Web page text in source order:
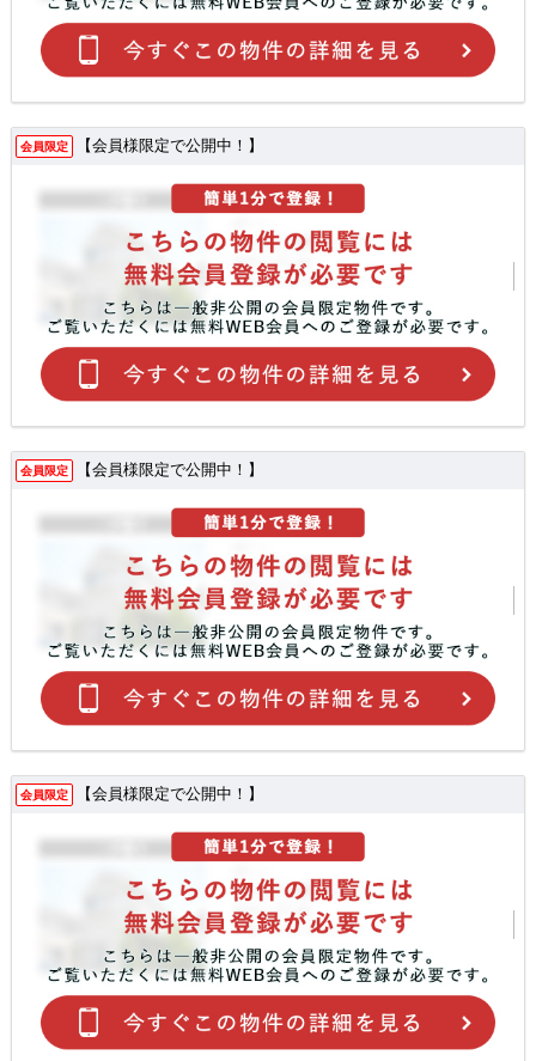
会員限定 【会員様限定で公開中！】
会員限定 【会員様限定で公開中！】
会員限定 【会員様限定で公開中！】